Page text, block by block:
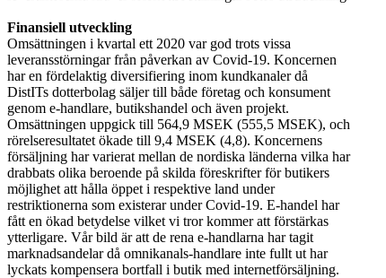
Finansiell utveckling
Omsättningen i kvartal ett 2020 var god trots vissa
leveransstörningar från påverkan av Covid-19. Koncernen
har en fördelaktig diversifiering inom kundkanaler då
DistITs dotterbolag säljer till både företag och konsument
genom e-handlare, butikshandel och även projekt.
Omsättningen uppgick till 564,9 MSEK (555,5 MSEK), och
rörelseresultatet ökade till 9,4 MSEK (4,8). Koncernens
försäljning har varierat mellan de nordiska länderna vilka har
drabbats olika beroende på skilda föreskrifter för butikers
möjlighet att hålla öppet i respektive land under
restriktionerna som existerar under Covid-19. E-handel har
fått en ökad betydelse vilket vi tror kommer att förstärkas
ytterligare. Vår bild är att de rena e-handlarna har tagit
marknadsandelar då omnikanals-handlare inte fullt ut har
lyckats kompensera bortfall i butik med internetförsäljning.